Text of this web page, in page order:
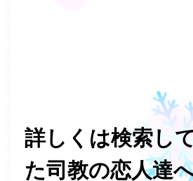
詳しくは検索し
た司教の恋人達